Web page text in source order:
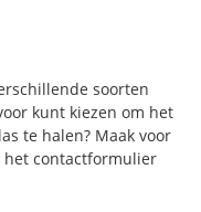
soorten
kunt kiezen om het
te halen? Maak voor
contactformulier